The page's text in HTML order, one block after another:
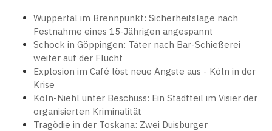
Wuppertal im Brennpunkt: Sicherheitslage nach
Festnahme eines 15-Jährigen angespannt
Schock in Göppingen: Täter nach Bar-Schießerei
weiter auf der Flucht
Explosion im Café löst neue Ängste aus - Köln in der
Krise
Köln-Niehl unter Beschuss: Ein Stadtteil im Visier der
organisierten Kriminalität
Tragödie in der Toskana: Zwei Duisburger